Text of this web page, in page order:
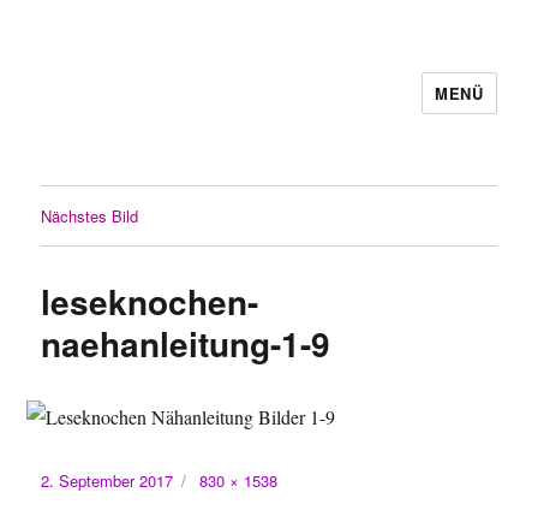
MENÜ
Nächstes Bild
leseknochen-
naehanleitung-1-9
Veröffentlicht
2. September 2017
Volle
830 × 1538